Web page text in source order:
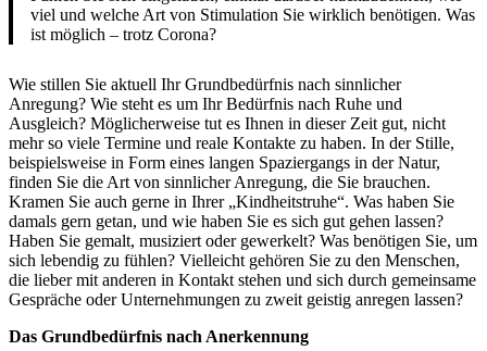
viel und welche Art von Stimulation Sie wirklich benötigen. Was
ist möglich – trotz Corona?
Wie stillen Sie aktuell Ihr Grundbedürfnis nach sinnlicher
Anregung? Wie steht es um Ihr Bedürfnis nach Ruhe und
Ausgleich? Möglicherweise tut es Ihnen in dieser Zeit gut, nicht
mehr so viele Termine und reale Kontakte zu haben. In der Stille,
beispielsweise in Form eines langen Spaziergangs in der Natur,
finden Sie die Art von sinnlicher Anregung, die Sie brauchen.
Kramen Sie auch gerne in Ihrer „Kindheitstruhe“. Was haben Sie
damals gern getan, und wie haben Sie es sich gut gehen lassen?
Haben Sie gemalt, musiziert oder gewerkelt? Was benötigen Sie, um
sich lebendig zu fühlen? Vielleicht gehören Sie zu den Menschen,
die lieber mit anderen in Kontakt stehen und sich durch gemeinsame
Gespräche oder Unternehmungen zu zweit geistig anregen lassen?
Das Grundbedürfnis nach Anerkennung